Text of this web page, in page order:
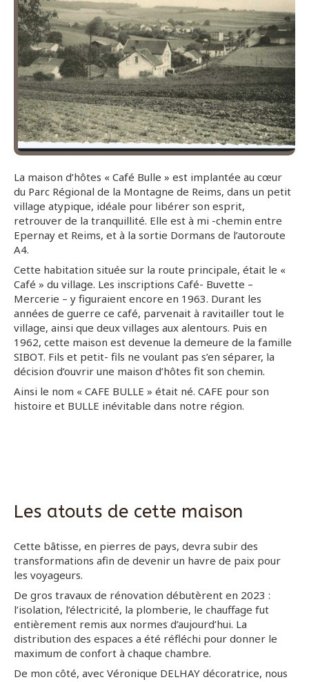
La maison d’hôtes « Café Bulle » est implantée au cœur
du Parc Régional de la Montagne de Reims, dans un petit
village atypique, idéale pour libérer son esprit,
retrouver de la tranquillité. Elle est à mi -chemin entre
Epernay et Reims, et à la sortie Dormans de l’autoroute
A4.
Cette habitation située sur la route principale, était le «
Café » du village. Les inscriptions Café- Buvette –
Mercerie – y figuraient encore en 1963. Durant les
années de guerre ce café, parvenait à ravitailler tout le
village, ainsi que deux villages aux alentours. Puis en
1962, cette maison est devenue la demeure de la famille
SIBOT. Fils et petit- fils ne voulant pas s’en séparer, la
décision d’ouvrir une maison d’hôtes fit son chemin.
Ainsi le nom « CAFE BULLE » était né. CAFE pour son
histoire et BULLE inévitable dans notre région.
Les atouts de cette maison
Cette bâtisse, en pierres de pays, devra subir des
transformations afin de devenir un havre de paix pour
les voyageurs.
De gros travaux de rénovation débutèrent en 2023 :
l’isolation, l’électricité, la plomberie, le chauffage fut
entièrement remis aux normes d’aujourd’hui. La
distribution des espaces a été réfléchi pour donner le
maximum de confort à chaque chambre.
De mon côté, avec Véronique DELHAY décoratrice, nous